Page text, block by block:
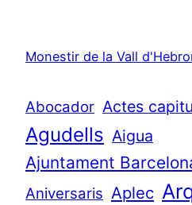
Monestir de la Vall
Abocador Actes
Agudells Aigua
Ajuntament
Aniversaris Aplec